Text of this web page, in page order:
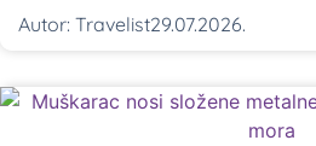
Autor: Travelist29.07.2026.